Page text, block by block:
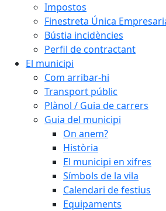
Impostos
Finestreta Única
Bústia incidències
Perfil de contractant
El municipi
Com arribar-hi
Transport públic
Plànol / Guia de carrers
Guia del municipi
On anem?
Història
El municipi en xifres
Símbols de la vila
Calendari de festius
Equipaments